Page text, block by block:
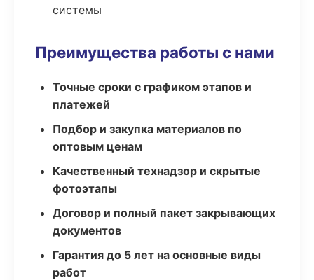
системы
Преимущества работы с нами
Точные сроки с графиком этапов и
платежей
Подбор и закупка материалов по
оптовым ценам
Качественный технадзор и скрытые
фотоэтапы
Договор и полный пакет закрывающих
документов
Гарантия до 5 лет на основные виды
работ